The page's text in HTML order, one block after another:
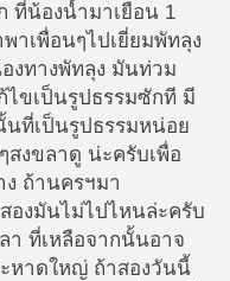
ที่น้องน้ำมาเยือน 1
าเพื่อนๆไปเยี่ยมพัทลุง
งทางพัทลุง มันท่วม
ขเป็นรูปธรรมซักที มี
นที่เป็นรูปธรรมหน่อย
ขลาดู น่ะครับเพื่อ
ถ้านครฯมา
องมันไม่ไปไหนล่ะครับ
า ที่เหลือจากนั้นอาจ
หาดใหญ่ ถ้าสองวันนี้